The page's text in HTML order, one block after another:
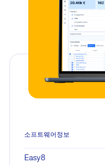
소프트웨어정보
Easy8